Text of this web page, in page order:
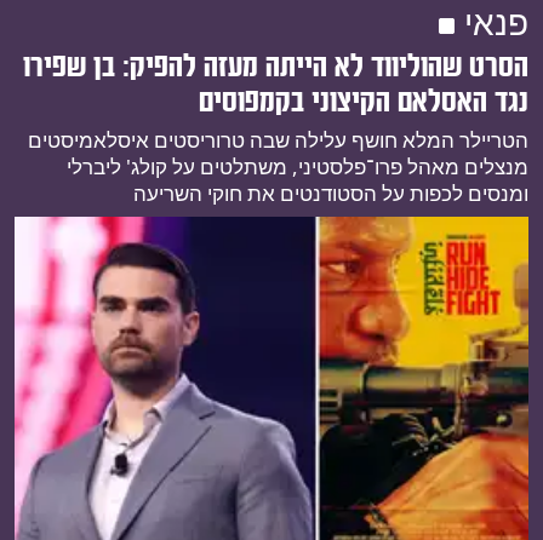
פנאי
הסרט שהוליווד לא הייתה מעזה להפיק: בן שפירו
נגד האסלאם הקיצוני בקמפוסים
הטריילר המלא חושף עלילה שבה טרוריסטים איסלאמיסטים
מנצלים מאהל פרו־פלסטיני, משתלטים על קולג' ליברלי
ומנסים לכפות על הסטודנטים את חוקי השריעה